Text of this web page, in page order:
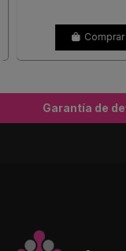
Comprar
Garantía de